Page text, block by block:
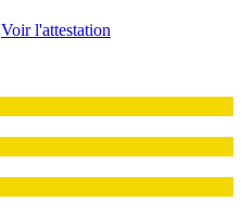
Voir l'attestation